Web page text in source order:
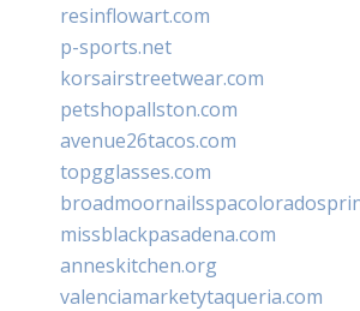
resinflowart.com
p-sports.net
korsairstreetwear.com
petshopallston.com
avenue26tacos.com
topgglasses.com
missblackpasadena.com
anneskitchen.org
valenciamarketytaqueria.com